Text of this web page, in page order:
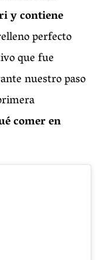
y contiene
perfecto
que fue
nuestro paso
comer en